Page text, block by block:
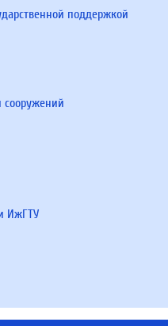
поддержкой
сооружений
ИжГТУ